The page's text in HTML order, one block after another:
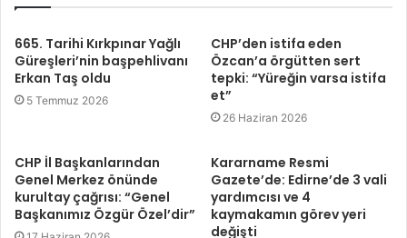
665. Tarihi Kırkpınar Yağlı
Güreşleri’nin başpehlivanı
Erkan Taş oldu
5 Temmuz 2026
CHP’den istifa eden
Özcan’a örgütten sert
tepki: “Yüreğin varsa istifa
et”
26 Haziran 2026
CHP İl Başkanlarından
Genel Merkez önünde
kurultay çağrısı: “Genel
Başkanımız Özgür Özel’dir”
Kararname Resmi
Gazete’de: Edirne’de 3 vali
yardımcısı ve 4
kaymakamın görev yeri
değişti